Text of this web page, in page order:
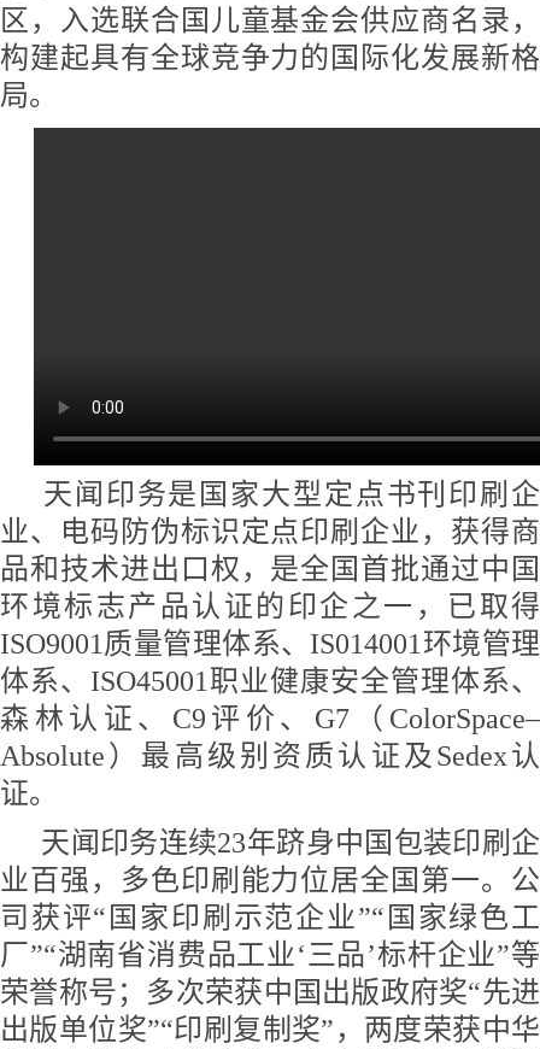
区，入选联合国儿童基金会供应商名录，
构建起具有全球竞争力的国际化发展新格
局。
天闻印务是国家大型定点书刊印刷企
业、电码防伪标识定点印刷企业，获得商
品和技术进出口权，是全国首批通过中国
环境标志产品认证的印企之一，已取得
ISO9001质量管理体系、IS014001环境管理
体系、ISO45001职业健康安全管理体系、
森林认证、C9评价、G7（ColorSpace–
Absolute）最高级别资质认证及Sedex认
证。
天闻印务连续23年跻身中国包装印刷企
业百强，多色印刷能力位居全国第一。公
司 获评“ 国家印刷示范企业”“国家绿色工
厂”“湖南省消费品工业‘三品’标杆企业”等
荣誉称号；多次荣获中国出版政府奖“先进
出版单位奖”“印刷复制奖”，两度荣获中华